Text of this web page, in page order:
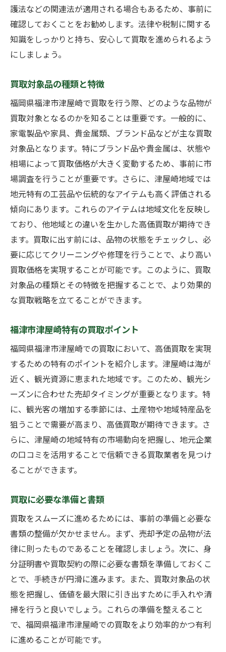
契約前に確認すべき条件
業者の実績と専門性を評価する
消費者保護法に基づく業者の選び方
地域の業者リストを活用する
る方法
市場動向の分析方法
地域特有のニーズを探る
動向に応じた商品の選び方
市場変化に迅速に対応するプロセス
地域の経済政策と買取の関係
市場トレンドを把握するための情報源
賢く買取を進めるための地元の市場調査の重要
性
市場調査の基本ステップ
地域特性に合った調査方法
調査データの活用による買取戦略
地元商業施設から得られる情報
市場調査結果を反映した実行プラン
護法などの関連法が適用される場合もあるため、事前に
確認しておくことをお勧めします。法律や税制に関する
知識をしっかりと持ち、安心して買取を進められるよう
にしましょう。
買取対象品の種類と特徴
福岡県福津市津屋崎で買取を行う際、どのような品物が
買取対象となるのかを知ることは重要です。一般的に、
家電製品や家具、貴金属類、ブランド品などが主な買取
対象品となります。特にブランド品や貴金属は、状態や
相場によって買取価格が大きく変動するため、事前に市
場調査を行うことが重要です。さらに、津屋崎地域では
地元特有の工芸品や伝統的なアイテムも高く評価される
傾向にあります。これらのアイテムは地域文化を反映し
ており、他地域との違いを生かした高価買取が期待でき
ます。買取に出す前には、品物の状態をチェックし、必
要に応じてクリーニングや修理を行うことで、より高い
買取価格を実現することが可能です。このように、買取
対象品の種類とその特徴を把握することで、より効果的
な買取戦略を立てることができます。
福津市津屋崎特有の買取ポイント
福岡県福津市津屋崎での買取において、高価買取を実現
するための特有のポイントを紹介します。津屋崎は海が
近く、観光資源に恵まれた地域です。このため、観光シ
ーズンに合わせた売却タイミングが重要となります。特
に、観光客の増加する季節には、土産物や地域特産品を
狙うことで需要が高まり、高価買取が期待できます。さ
らに、津屋崎の地域特有の市場動向を把握し、地元企業
の口コミを活用することで信頼できる買取業者を見つけ
ることができます。
買取に必要な準備と書類
買取をスムーズに進めるためには、事前の準備と必要な
書類の整備が欠かせません。まず、売却予定の品物が法
律に則ったものであることを確認しましょう。次に、身
分証明書や買取契約の際に必要な書類を準備しておくこ
とで、手続きが円滑に進みます。また、買取対象品の状
態を把握し、価値を最大限に引き出すために手入れや清
掃を行うと良いでしょう。これらの準備を整えること
で、福岡県福津市津屋崎での買取をより効率的かつ有利
に進めることが可能です。